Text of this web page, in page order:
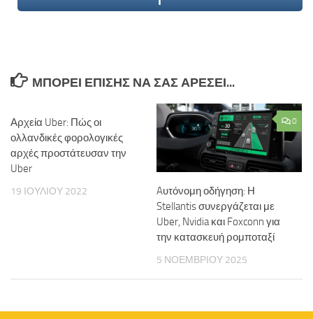
ΜΠΟΡΕΊ ΕΠΊΣΗΣ ΝΑ ΣΑΣ ΑΡΈΣΕΙ...
Αρχεία Uber: Πώς οι
ολλανδικές φορολογικές
αρχές προστάτευσαν την
Uber
19 ΙΟΥΛΊΟΥ 2022
0
Aυτόνομη οδήγηση: Η
Stellantis συνεργάζεται με
Uber, Nvidia και Foxconn για
την κατασκευή ρομποταξί
5 ΝΟΕΜΒΡΊΟΥ 2025